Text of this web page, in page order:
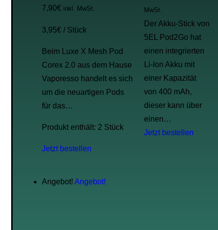
7,90€ inkl. MwSt.
3,95€ / Stück
Beim Luxe X Mesh Pod
Corex 2.0 aus dem Hause
Vaporesso handelt es sich
um die neuartigen Pods
für das…
Produkt enthält: 2 Stück
Jetzt bestellen
MwSt.
Der Akku-Stick von
5EL Pod2Go hat
einen integrierten
Li-Ion Akku mit
einer Kapazität
von 400 mAh,
dieser kann über
einen…
Jetzt bestellen
Angebot! Angebot!